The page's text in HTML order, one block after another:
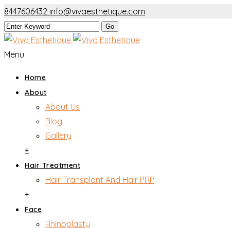
8447606432 info@vivaesthetique.com
Menu
Home
About
About Us
Blog
Gallery
+
Hair Treatment
Hair Transplant And Hair PRP
+
Face
Rhinoplasty